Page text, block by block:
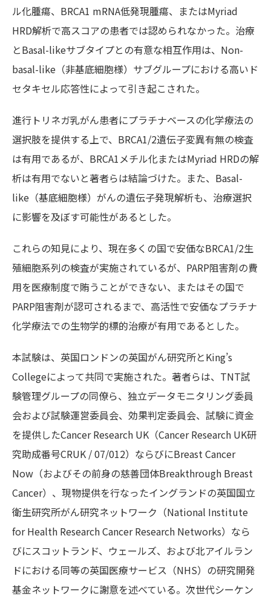
ル化腫瘍、BRCA1 mRNA低発現腫瘍、またはMyriad
HRD解析で高スコアの患者では認められなかった。治療
とBasal-likeサブタイプとの有意な相互作用は、Non-
basal-like（非基底細胞様）サブグループにおける高いド
セタキセル応答性によって引き起こされた。
進行トリネガ乳がん患者にプラチナベースの化学療法の
選択肢を提供する上で、BRCA1/2遺伝子変異有無の検査
は有用であるが、BRCA1メチル化またはMyriad HRDの解
析は有用でないと著者らは結論づけた。また、Basal-
like（基底細胞様）がんの遺伝子発現解析も、治療選択
に影響を及ぼす可能性があるとした。
これらの知見により、現在多くの国で安価なBRCA1/2生
殖細胞系列の検査が実施されているが、PARP阻害剤の費
用を医療制度で賄うことができない、またはその国で
PARP阻害剤が認可されるまで、高活性で安価なプラチナ
化学療法での生物学的標的治療が有用であるとした。
本試験は、英国ロンドンの英国がん研究所とKing’s
Collegeによって共同で実施された。著者らは、TNT試
験管理グループの同僚ら、独立データモニタリング委員
会および試験運営委員会、効果判定委員会、試験に資金
を提供したCancer Research UK（Cancer Research UK研
究助成番号CRUK / 07/012）ならびにBreast Cancer
Now（およびその前身の慈善団体Breakthrough Breast
Cancer）、現物提供を行なったイングランドの英国国立
衛生研究所がん研究ネットワーク（National Institute
for Health Research Cancer Research Networks）なら
びにスコットランド、ウェールズ、および北アイルラン
ドにおける同等の英国医療サービス（NHS）の研究開発
基金ネットワークに謝意を述べている。次世代シーケン